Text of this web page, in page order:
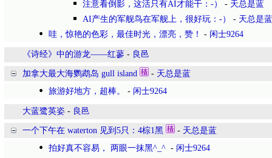
注意看倒影，这活只有AI才能干：-）
- 天总是蓝
AI产生的军舰鸟在军舰上，很好玩：-）
- 天总是蓝
哇，惊艳的色彩，最佳时光，漂亮，赞！
- 闲士9264
《诗经》中的游龙——红蓼 - 良邑
加拿大最大海鹦鹉岛 gull island - 天总是蓝
旅游好地方，超棒。
- 闲士9264
大蓝鹭英姿 - 良邑
一个下午在 waterton 见到5只：4棕1黑 - 天总是蓝
拍好真不容易， 两眼一抹黑^_^ - 闲士9264